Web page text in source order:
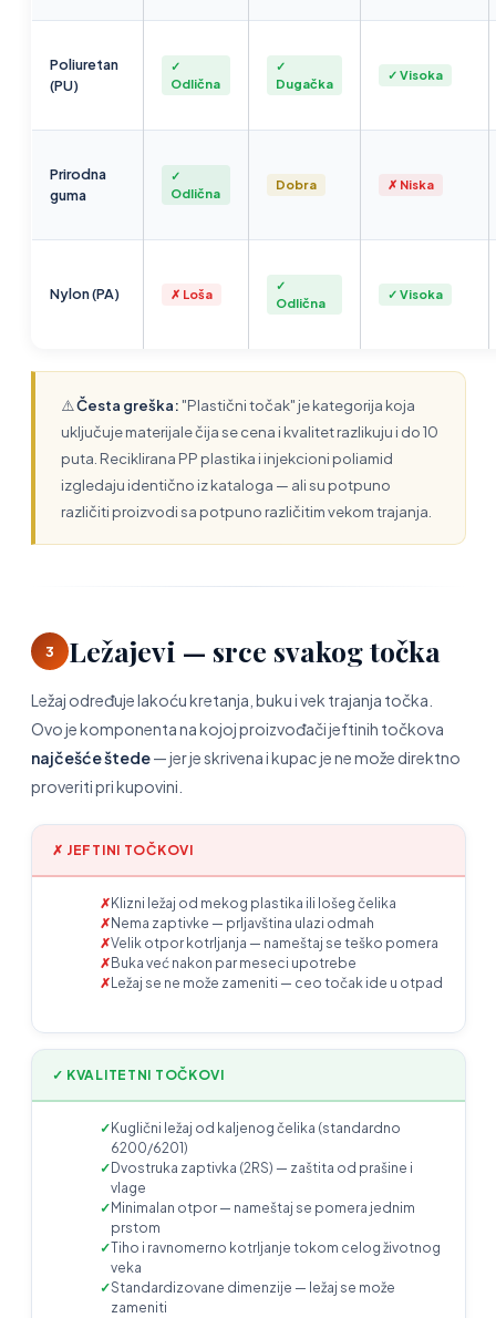
Poliuretan
(PU)
✓
Odlična
✓
Dugačka
✓ Visoka
Prirodna
guma
✓
Odlična
Dobra ✗ Niska
Nylon (PA) ✗ Loša
✓
Odlična
✓ Visoka
⚠️Česta greška: "Plastični točak" je kategorija koja
uključuje materijale čija se cena i kvalitet razlikuju i do 10
puta. Reciklirana PP plastika i injekcioni poliamid
izgledaju identično iz kataloga — ali su potpuno
različiti proizvodi sa potpuno različitim vekom trajanja.
3 Ležajevi — srce svakog točka
Ležaj određuje lakoću kretanja, buku i vek trajanja točka.
Ovo je komponenta na kojoj proizvođači jeftinih točkova
najčešće štede— jer je skrivena i kupac je ne može direktno
proveriti pri kupovini.
✗ JEFTINI TOČKOVI
Klizni ležaj od mekog plastika ili lošeg čelika
Nema zaptivke — prljavština ulazi odmah
Velik otpor kotrljanja — nameštaj se teško pomera
Buka već nakon par meseci upotrebe
Ležaj se ne može zameniti — ceo točak ide u otpad
✓ KVALITETNI TOČKOVI
Kuglični ležaj od kaljenog čelika (standardno
6200/6201)
Dvostruka zaptivka (2RS) — zaštita od prašine i
vlage
Minimalan otpor — nameštaj se pomera jednim
prstom
Tiho i ravnomerno kotrljanje tokom celog životnog
veka
Standardizovane dimenzije — ležaj se može
zameniti